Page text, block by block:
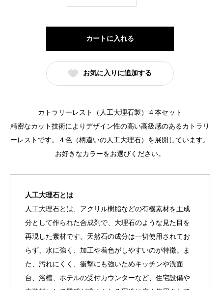
レ
ス
ト
本
セ
ッ
ト)
カートに入れる
お気に入りに追加する
カトラリーレスト（人工大理石製）４本セット
精密なカット技術によりデザイン性の高い高級感のあるカトラリ
ーレストです。４色（柄違いの人工大理石）を展開しています。
お好きなカラーをお選びください。
人工大理石とは
人工大理石とは、アクリル樹脂などの有機素材を主成
分として作られた合成剤で、大理石のような見た目を
再現した素材です。天然石の成分は一切使用されてお
らず、水に強く、加工や着色がしやすいのが特徴。ま
た、汚れにくく、衝撃にも強いためキッチンや洗面
台、浴槽、ホテルの受付カウンターなど、住宅設備や